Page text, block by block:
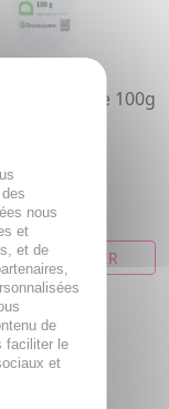
Crème 100g
et
aux
essentiels
AU PANIER
nous
et
et de
de
faciliter le
et